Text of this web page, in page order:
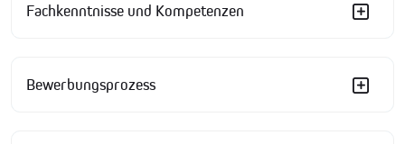
Fachkenntnisse und Kompetenzen
Bewerbungsprozess